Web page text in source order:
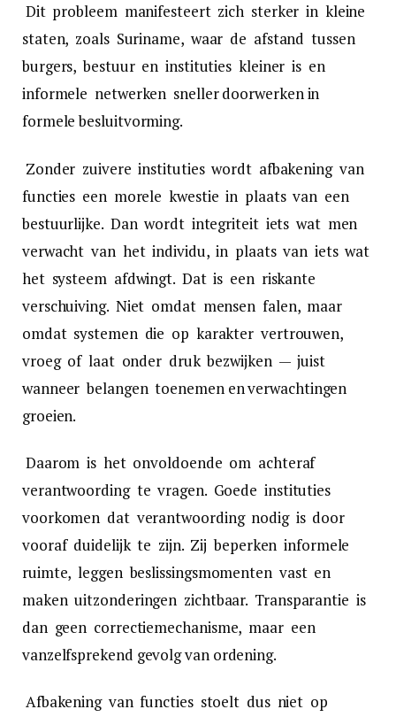
Dit probleem manifesteert zich sterker in kleine
staten, zoals Suriname, waar de afstand tussen
burgers, bestuur en instituties kleiner is en
informele netwerken sneller doorwerken in
formele besluitvorming.
Zonder zuivere instituties wordt afbakening van
functies een morele kwestie in plaats van een
bestuurlijke. Dan wordt integriteit iets wat men
verwacht van het individu, in plaats van iets wat
het systeem afdwingt. Dat is een riskante
verschuiving. Niet omdat mensen falen, maar
omdat systemen die op karakter vertrouwen,
vroeg of laat onder druk bezwijken — juist
wanneer belangen toenemen en verwachtingen
groeien.
Daarom is het onvoldoende om achteraf
verantwoording te vragen. Goede instituties
voorkomen dat verantwoording nodig is door
vooraf duidelijk te zijn. Zij beperken informele
ruimte, leggen beslissingsmomenten vast en
maken uitzonderingen zichtbaar. Transparantie is
dan geen correctiemechanisme, maar een
vanzelfsprekend gevolg van ordening.
Afbakening van functies stoelt dus niet op